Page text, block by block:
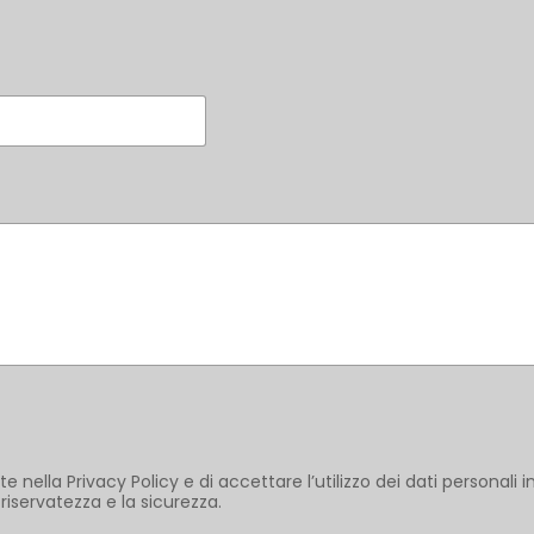
Privacy Policy e di accettare l’utilizzo dei dati personali
e la sicurezza.